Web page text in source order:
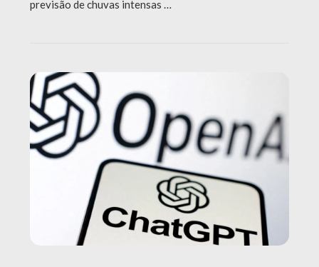
previsão de chuvas intensas …